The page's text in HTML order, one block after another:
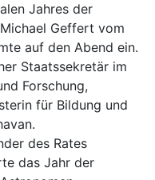
Jahres der
Geffert vom
auf den Abend ein.
Staatssekretär im
Forschung,
für Bildung und
des Rates
das Jahr der